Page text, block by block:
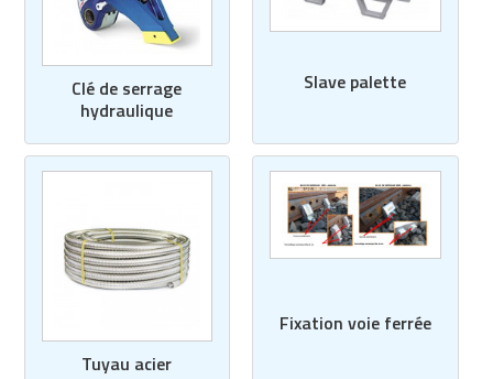
Clé de serrage
hydraulique
Slave palette
Tuyau acier
Fixation voie ferrée